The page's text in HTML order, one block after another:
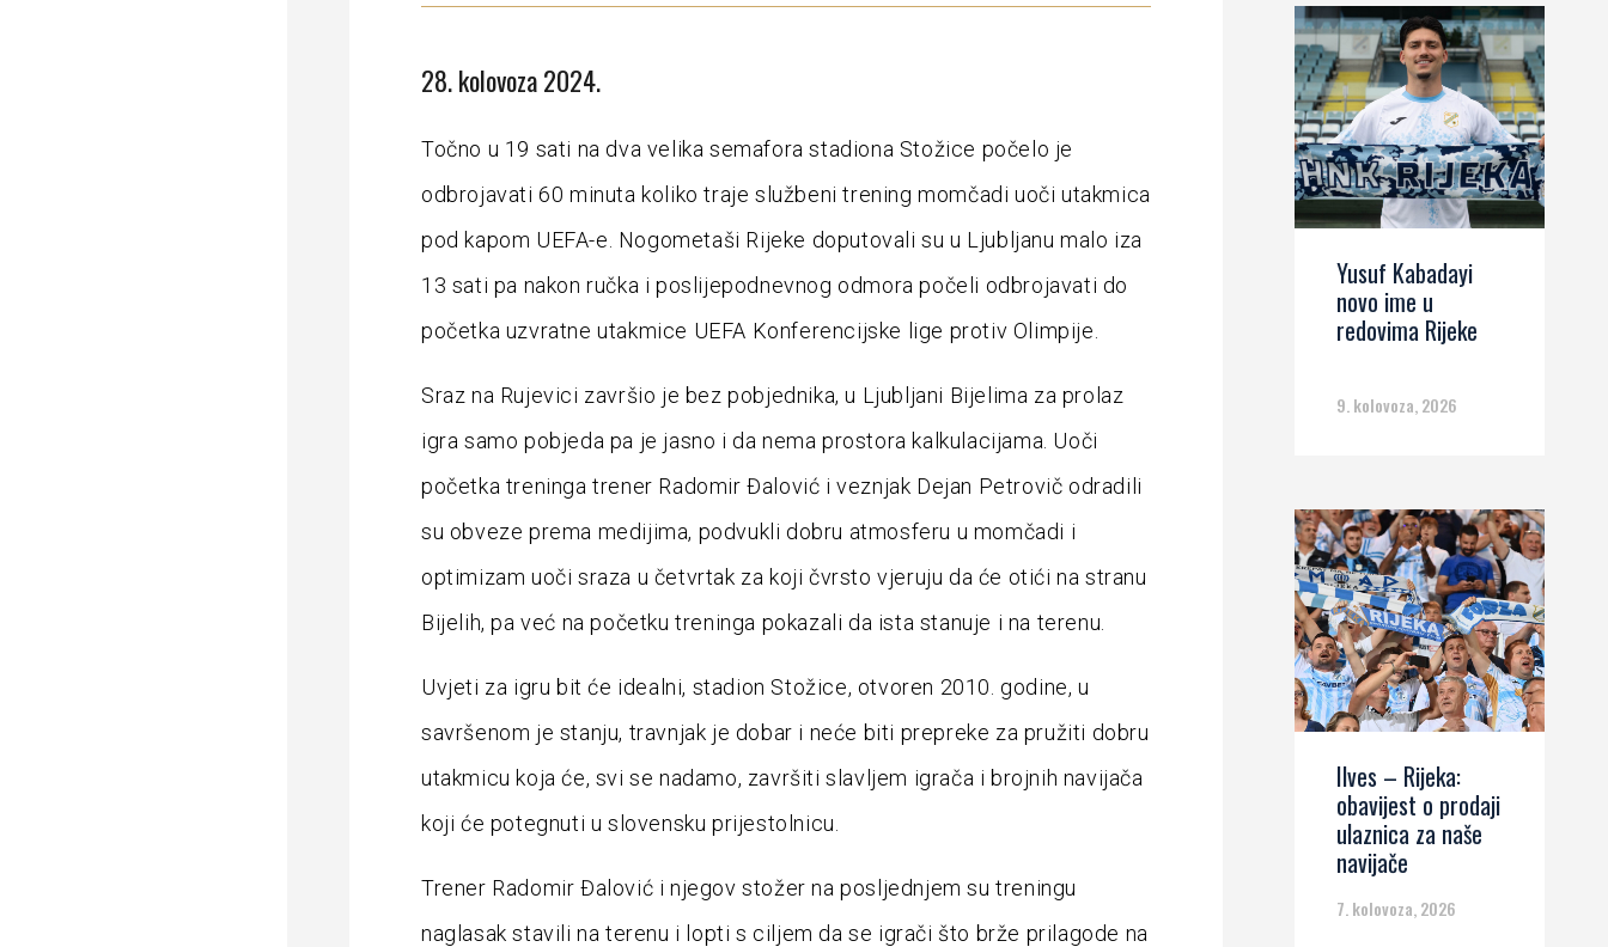
28. kolovoza 2024.
Točno u 19 sati na dva velika semafora stadiona Stožice počelo je
odbrojavati 60 minuta koliko traje službeni trening momčadi uoči utakmica
pod kapom UEFA-e. Nogometaši Rijeke doputovali su u Ljubljanu malo iza
13 sati pa nakon ručka i poslijepodnevnog odmora počeli odbrojavati do
početka uzvratne utakmice UEFA Konferencijske lige protiv Olimpije.
Sraz na Rujevici završio je bez pobjednika, u Ljubljani Bijelima za prolaz
igra samo pobjeda pa je jasno i da nema prostora kalkulacijama. Uoči
početka treninga trener Radomir Đalović i veznjak Dejan Petrovič odradili
su obveze prema medijima, podvukli dobru atmosferu u momčadi i
optimizam uoči sraza u četvrtak za koji čvrsto vjeruju da će otići na stranu
Bijelih, pa već na početku treninga pokazali da ista stanuje i na terenu.
Uvjeti za igru bit će idealni, stadion Stožice, otvoren 2010. godine, u
savršenom je stanju, travnjak je dobar i neće biti prepreke za pružiti dobru
utakmicu koja će, svi se nadamo, završiti slavljem igrača i brojnih navijača
koji će potegnuti u slovensku prijestolnicu.
Trener Radomir Đalović i njegov stožer na posljednjem su treningu
naglasak stavili na terenu i lopti s ciljem da se igrači što brže prilagode na
Yusuf Kabadayi
novo ime u
redovima Rijeke
9. kolovoza, 2026
Ilves – Rijeka:
obavijest o prodaji
ulaznica za naše
navijače
7. kolovoza, 2026